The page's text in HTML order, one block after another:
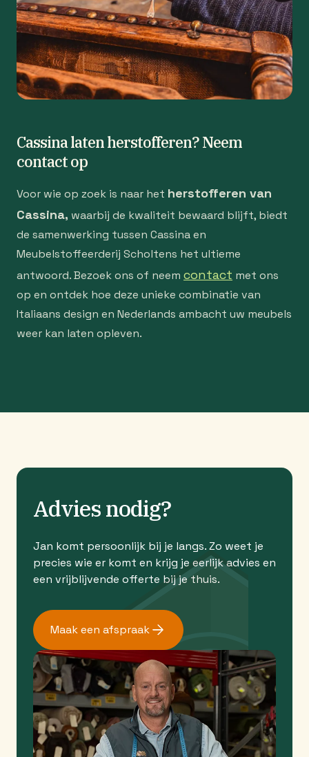
Cassina laten herstofferen? Neem
contact op
Voor wie op zoek is naar het herstofferen van
Cassina, waarbij de kwaliteit bewaard blijft, biedt
de samenwerking tussen Cassina en
Meubelstoffeerderij Scholtens het ultieme
antwoord. Bezoek ons of neem contact met ons
op en ontdek hoe deze unieke combinatie van
Italiaans design en Nederlands ambacht uw meubels
weer kan laten opleven.
Advies nodig?
Jan komt persoonlijk bij je langs. Zo weet je
precies wie er komt en krijg je eerlijk advies en
een vrijblijvende offerte bij je thuis.
Maak een afspraak